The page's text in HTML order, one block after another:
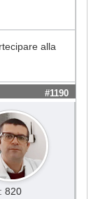
alla
#1190
820